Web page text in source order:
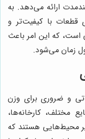
ارائه می‌دهد. به
قطعات با کیفیت‌تر و
است، که این امر باعث
زمان می‌شود.
و ضروری برای وزن
مختلف، کارخانه‌ها،
محیط‌هایی هستند که